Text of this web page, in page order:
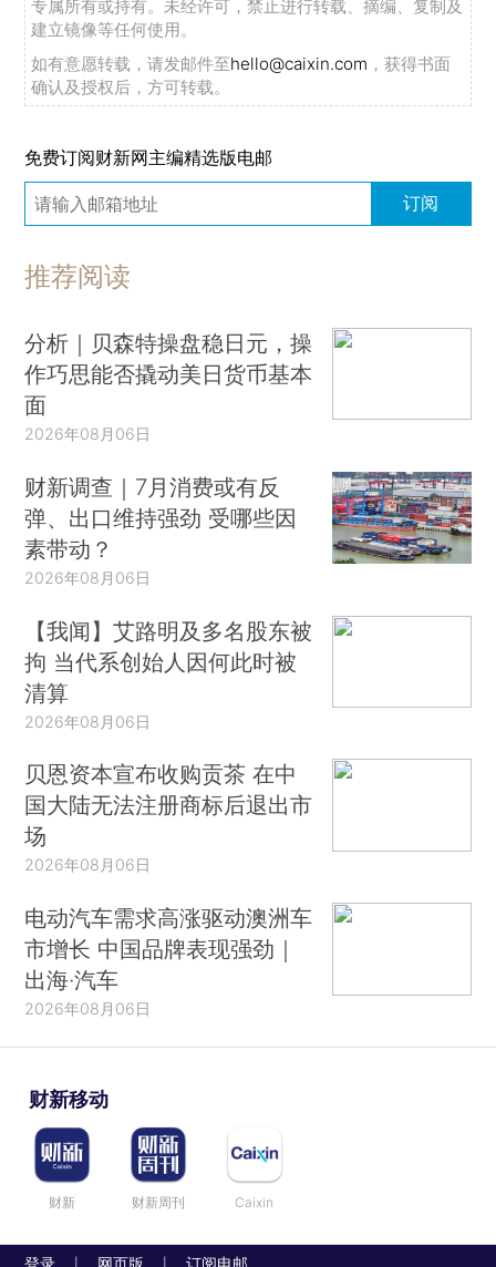
专属所有或持有。未经许可，禁止进行转载、摘编、复制及
建立镜像等任何使用。
如有意愿转载，请发邮件至hello@caixin.com ，获得书面
确认及授权后，方可转载。
免费订阅财新网主编精选版电邮
订阅
推荐阅读
分析｜贝森特操盘稳日元，操
作巧思能否撬动美日货币基本
面
2026年08月06日
财新调查｜7月消费或有反
弹、出口维持强劲 受哪些因
素带动？
2026年08月06日
【我闻】艾路明及多名股东被
拘 当代系创始人因何此时被
清算
2026年08月06日
贝恩资本宣布收购贡茶 在中
国大陆无法注册商标后退出市
场
2026年08月06日
电动汽车需求高涨驱动澳洲车
市增长 中国品牌表现强劲｜
出海·汽车
2026年08月06日
财新移动
财新 财新周刊 Caixin